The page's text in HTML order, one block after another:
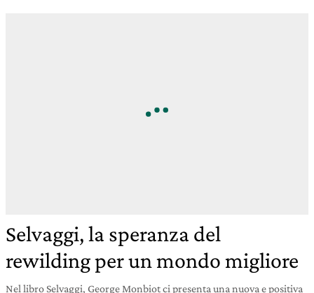
Selvaggi, la speranza del
rewilding per un mondo migliore
Nel libro Selvaggi, George Monbiot ci presenta una nuova e positiva